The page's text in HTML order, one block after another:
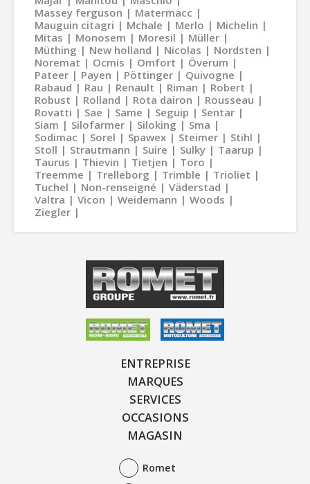
Massey ferguson
Matermacc
Mauguin citagri
Mchale Merlo
Michelin
Mitas
Monosem Moresil
Müller
Müthing
New holland Nicolas
Nordsten
Noremat
Ocmis Omfort
Överum
Pateer
Payen Pöttinger
Quivogne
Rabaud
Rau Renault Riman
Robert
Robust
Rolland Rota dairon
Rousseau
Rovatti
Sae Same Seguip
Sentar
Siam
Silofarmer Siloking
Sma
Sodimac
Sorel Spawex Steimer
Stihl
Stoll
Strautmann Suire Sulky
Taarup
Taurus
Thievin Tietjen
Toro
Treemme
Trelleborg Trimble
Trioliet
Tuchel
Non-renseigné
Väderstad
Valtra
Vicon Weidemann
Woods
Ziegler
ENTREPRISE
MARQUES
SERVICES
OCCASIONS
MAGASIN
Romet